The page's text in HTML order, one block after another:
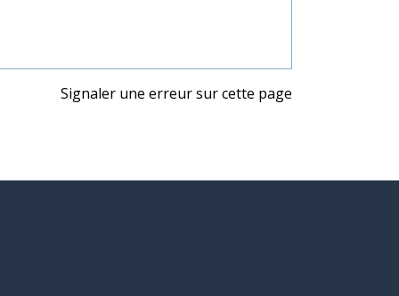
Signaler une erreur sur cette page